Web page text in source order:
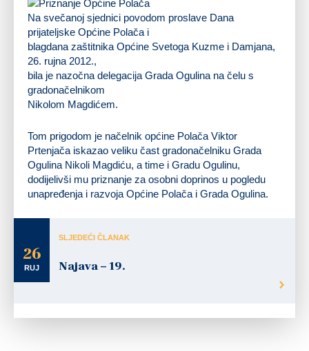
Na svečanoj sjednici povodom proslave Dana
prijateljske Općine Polača i
blagdana zaštitnika Općine Svetoga Kuzme i Damjana,
26. rujna 2012.,
bila je nazočna delegacija Grada Ogulina na čelu s
gradonačelnikom
Nikolom Magdićem.
Tom prigodom je načelnik općine Polača Viktor
Prtenjača iskazao veliku čast gradonačelniku Grada
Ogulina Nikoli Magdiću, a time i Gradu Ogulinu,
dodijelivši mu priznanje za osobni doprinos u pogledu
unapređenja i razvoja Općine Polača i Grada Ogulina.
26
RUJ
SLJEDEĆI ČLANAK
Najava – 19.